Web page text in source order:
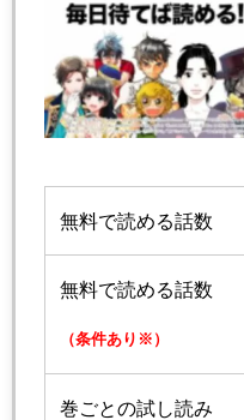
無料で読める話数
無料で読める話数
（条件あり※）
巻ごとの試し読み